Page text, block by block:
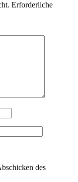
Erforderliche
des